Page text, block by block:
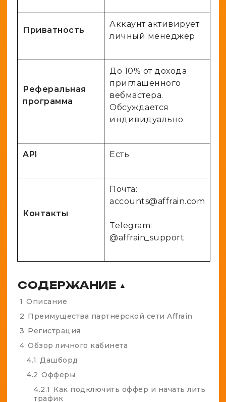
Приватность
Аккаунт активирует
личный менеджер
Реферальная
программа
До 10% от дохода
приглашенного
вебмастера.
Обсуждается
индивидуально
API Есть
Контакты
Почта:
accounts@affrain.com
Telegram:
@affrain_support
СОДЕРЖАНИЕ ▲
1 Описание
2 Преимущества партнерской сети Affrain
3 Регистрация
4 Обзор личного кабинета
4.1 Дашборд
4.2 Офферы
4.2.1 Как подключить оффер и начать лить
трафик